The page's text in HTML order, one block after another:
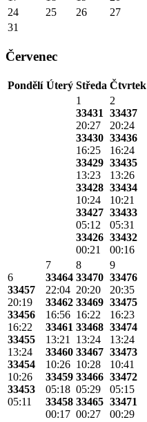
24
25 26 27
31
Červenec
Pondělí Úterý Středa Čtvrtek
1
33431
20:27
33430
16:25
33429
13:23
33428
10:24
33427
05:12
33426
00:21
2
33437
20:24
33436
16:24
33435
13:26
33434
10:21
33433
05:31
33432
00:16
6
33457
20:19
33456
16:22
33455
13:24
33454
10:26
33453
05:11
7
33464
22:04
33462
16:56
33461
13:21
33460
10:26
33459
05:18
33458
00:17
8
33470
20:20
33469
16:22
33468
13:24
33467
10:28
33466
05:29
33465
00:27
9
33476
20:35
33475
16:23
33474
13:24
33473
10:41
33472
05:15
33471
00:29